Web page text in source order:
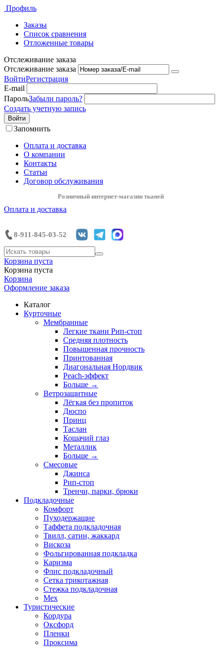
Профиль
Заказы
Список сравнения
Отложенные товары
Отслеживание заказа
Отслеживание заказа
ВойтиРегистрация
E-mail
ПарольЗабыли пароль?
Создать учетную запись
Войти
Запомнить
Оплата и доставка
О компании
Контакты
Статьи
Договор обслуживания
Розничный интернет-магазин тканей
Оплата и доставка
8-911-845-03-52
Корзина пуста
Корзина пуста
Корзина
Оформление заказа
Каталог
Курточные
Мембранные
Легкие ткани Рип-стоп
Средняя плотность
Повышенная прочность
Принтованная
Диагональная Нордвик
Peach-эффект
Больше →
Ветрозащитные
Лёгкая без пропиток
Дюспо
Принц
Таслан
Кошачий глаз
Металлик
Больше →
Смесовые
Джинса
Рип-стоп
Тренчи, парки, брюки
Подкладочные
Комфорт
Пуходержащие
Таффета подкладочная
Твилл, сатин, жаккард
Вискоза
Фольгированная подкладка
Каризма
Флис подкладочный
Сетка трикотажная
Стежка подкладочная
Мех
Туристические
Кордура
Оксфорд
Пленки
Проксима